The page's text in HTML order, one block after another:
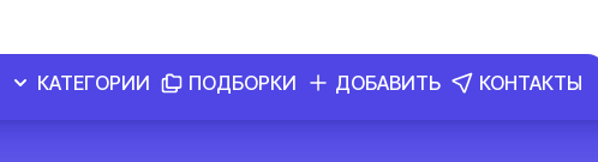
КАТЕГОРИИ ПОДБОРКИ ДОБАВИТЬ КОНТАКТЫ